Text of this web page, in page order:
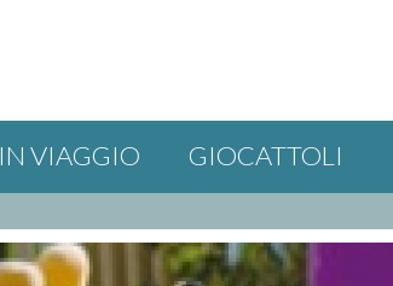
IN VIAGGIO GIOCATTOLI